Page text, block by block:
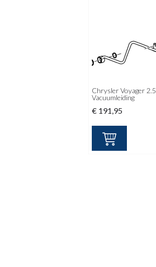
Chrysler Voyager 2.5
Vacuumleiding
€ 191,95